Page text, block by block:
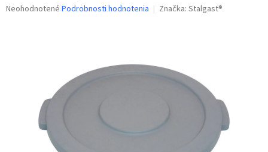
Priemerné
Neohodnotené Podrobnosti hodnotenia Značka: Stalgast®